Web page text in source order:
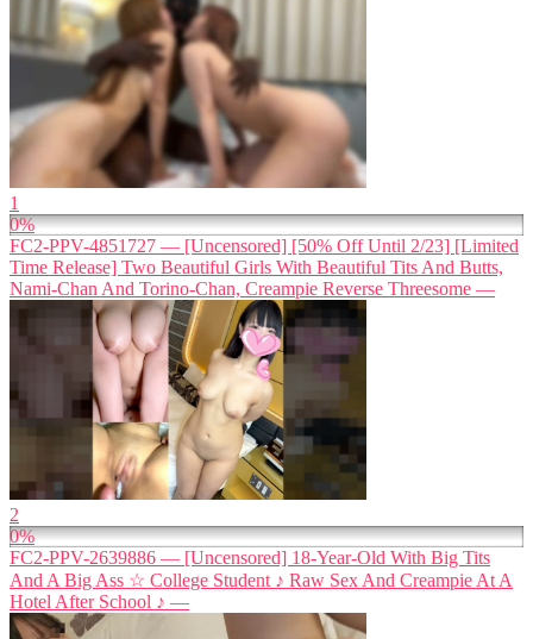
1
0%
FC2-PPV-4851727 — [Uncensored] [50% Off Until 2/23] [Limited
Time Release] Two Beautiful Girls With Beautiful Tits And Butts,
Nami-Chan And Torino-Chan, Creampie Reverse Threesome —
2
0%
FC2-PPV-2639886 — [Uncensored] 18-Year-Old With Big Tits
And A Big Ass ☆ College Student ♪ Raw Sex And Creampie At A
Hotel After School ♪ —